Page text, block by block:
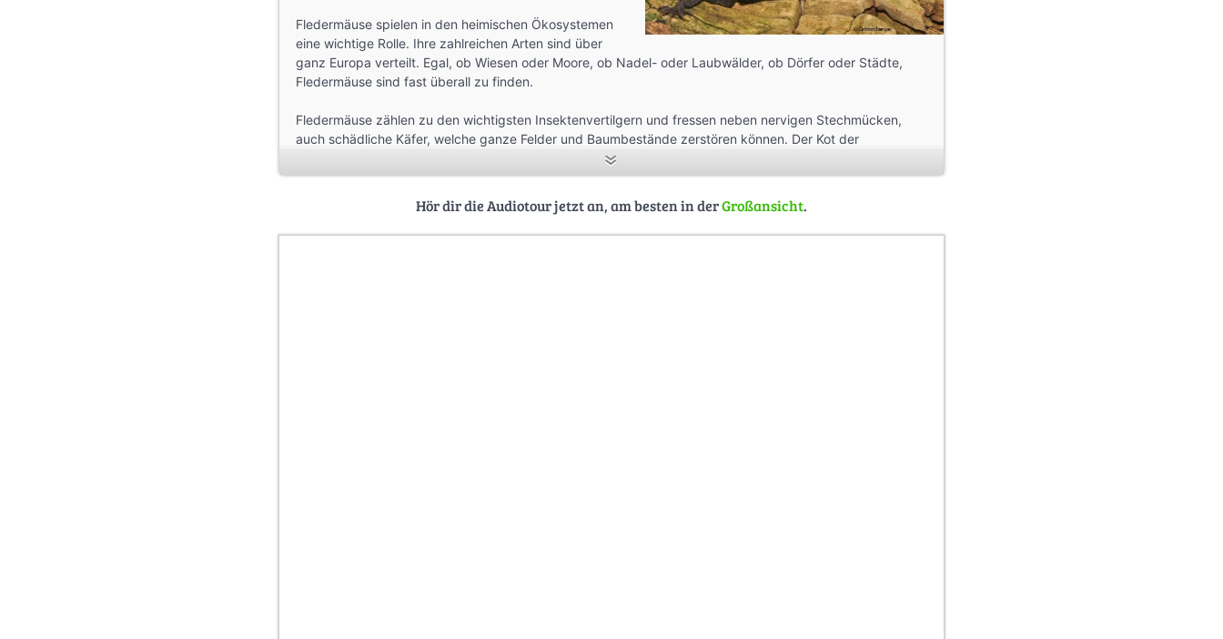
Fledermäuse spielen in den heimischen Ökosystemen
eine wichtige Rolle. Ihre zahlreichen Arten sind über
ganz Europa verteilt. Egal, ob Wiesen oder Moore, ob Nadel- oder Laubwälder, ob Dörfer oder Städte,
Fledermäuse sind fast überall zu finden.
Fledermäuse zählen zu den wichtigsten Insektenvertilgern und fressen neben nervigen Stechmücken,
auch schädliche Käfer, welche ganze Felder und Baumbestände zerstören können. Der Kot der
Fledermäuse wiederum ist reich an Nährstoffen und somit ein perfekter Dünger für den Garten.
Hör dir die Audiotour jetzt an, am besten in derGroßansicht.